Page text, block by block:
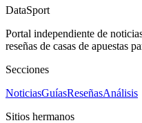
DataSport
Portal independiente de
reseñas de casas de apuestas
Secciones
NoticiasGuíasReseñasAnálisis
Sitios hermanos